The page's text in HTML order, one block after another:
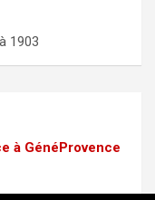
1903
à GénéProvence